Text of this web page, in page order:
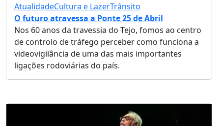
AtualidadeCultura e LazerTrânsito
O futuro atravessa a Ponte 25 de Abril
Nos 60 anos da travessia do Tejo, fomos ao centro
de controlo de tráfego perceber como funciona a
videovigilância de uma das mais importantes
ligações rodoviárias do país.